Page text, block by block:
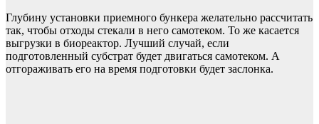
Глубину установки приемного бункера желательно рассчитать
так, чтобы отходы стекали в него самотеком. То же касается
выгрузки в биореактор. Лучший случай, если
подготовленный субстрат будет двигаться самотеком. А
отгораживать его на время подготовки будет заслонка.